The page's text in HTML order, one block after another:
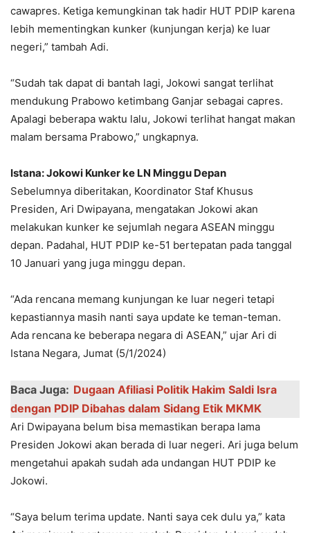
cawapres. Ketiga kemungkinan tak hadir HUT PDIP karena
lebih mementingkan kunker (kunjungan kerja) ke luar
negeri,” tambah Adi.
“Sudah tak dapat di bantah lagi, Jokowi sangat terlihat
mendukung Prabowo ketimbang Ganjar sebagai capres.
Apalagi beberapa waktu lalu, Jokowi terlihat hangat makan
malam bersama Prabowo,” ungkapnya.
Istana: Jokowi Kunker ke LN Minggu Depan
Sebelumnya diberitakan, Koordinator Staf Khusus
Presiden, Ari Dwipayana, mengatakan Jokowi akan
melakukan kunker ke sejumlah negara ASEAN minggu
depan. Padahal, HUT PDIP ke-51 bertepatan pada tanggal
10 Januari yang juga minggu depan.
“Ada rencana memang kunjungan ke luar negeri tetapi
kepastiannya masih nanti saya update ke teman-teman.
Ada rencana ke beberapa negara di ASEAN,” ujar Ari di
Istana Negara, Jumat (5/1/2024)
Baca Juga: Dugaan Afiliasi Politik Hakim Saldi Isra
dengan PDIP Dibahas dalam Sidang Etik MKMK
Ari Dwipayana belum bisa memastikan berapa lama
Presiden Jokowi akan berada di luar negeri. Ari juga belum
mengetahui apakah sudah ada undangan HUT PDIP ke
Jokowi.
“Saya belum terima update. Nanti saya cek dulu ya,” kata